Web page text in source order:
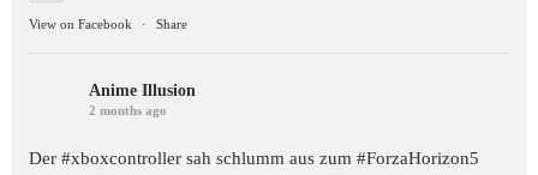
View on Facebook · Share
Anime Illusion
2 months ago
Der #xboxcontroller sah schlumm aus zum#ForzaHorizon5